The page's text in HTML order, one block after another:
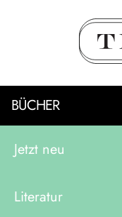
BÜCHER
Jetzt neu
Literatur